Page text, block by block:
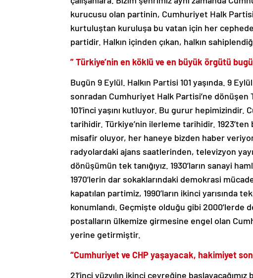
kurucusu olan partinin, Cumhuriyet Halk
kurtuluştan kuruluşa bu vatan için her
partidir. Halkın içinden çıkan, halkın
” Türkiye’nin en köklü ve en büyük örgütü
Bugün 9 Eylül. Halkın Partisi 101 yaşında. 9
sonradan Cumhuriyet Halk Partisi’ne
101’inci yaşını kutluyor. Bu gurur
tarihidir. Türkiye’nin ilerleme tarihidir.
misafir oluyor, her haneye bizden haber
radyolardaki ajans saatlerinden, televizyon
dönüşümün tek tanığıyız. 1930’ların sanayi
1970’lerin dar sokaklarındaki demokrasi
kapatılan partimiz, 1990’ların ikinci yarısında
konumlandı. Geçmişte olduğu gibi 2000’lerde
postalların ülkemize girmesine engel olan
yerine getirmiştir.
“Cumhuriyet ve CHP yaşayacak, hakimiyet
21’inci yüzyılın ikinci çeyreğine